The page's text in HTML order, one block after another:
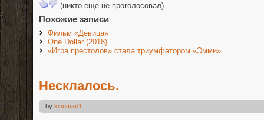
(никто еще не проголосовал)
Похожие записи
Фильм «Девица»
One Dollar (2018)
«Игра престолов» стала триумфатором «Эмми»
Несклалось.
by kinoman1